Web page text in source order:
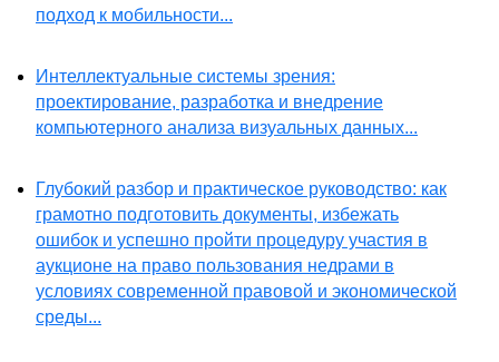
подход к мобильности...
Интеллектуальные системы зрения:
проектирование, разработка и внедрение
компьютерного анализа визуальных данных...
Глубокий разбор и практическое руководство: как
грамотно подготовить документы, избежать
ошибок и успешно пройти процедуру участия в
аукционе на право пользования недрами в
условиях современной правовой и экономической
среды...